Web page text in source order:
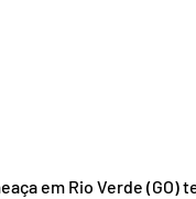
em Rio Verde (GO)